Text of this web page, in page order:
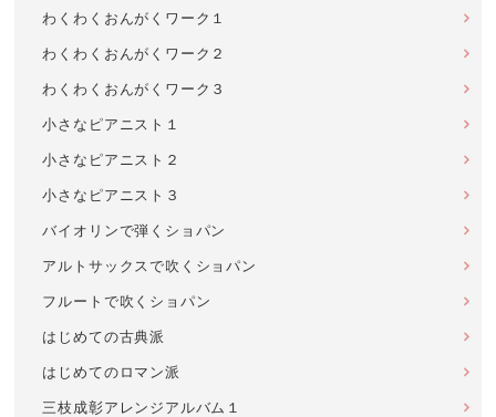
わくわくおんがくワーク１
わくわくおんがくワーク２
わくわくおんがくワーク３
小さなピアニスト１
小さなピアニスト２
小さなピアニスト３
バイオリンで弾くショパン
アルトサックスで吹くショパン
フルートで吹くショパン
はじめての古典派
はじめてのロマン派
三枝成彰アレンジアルバム１